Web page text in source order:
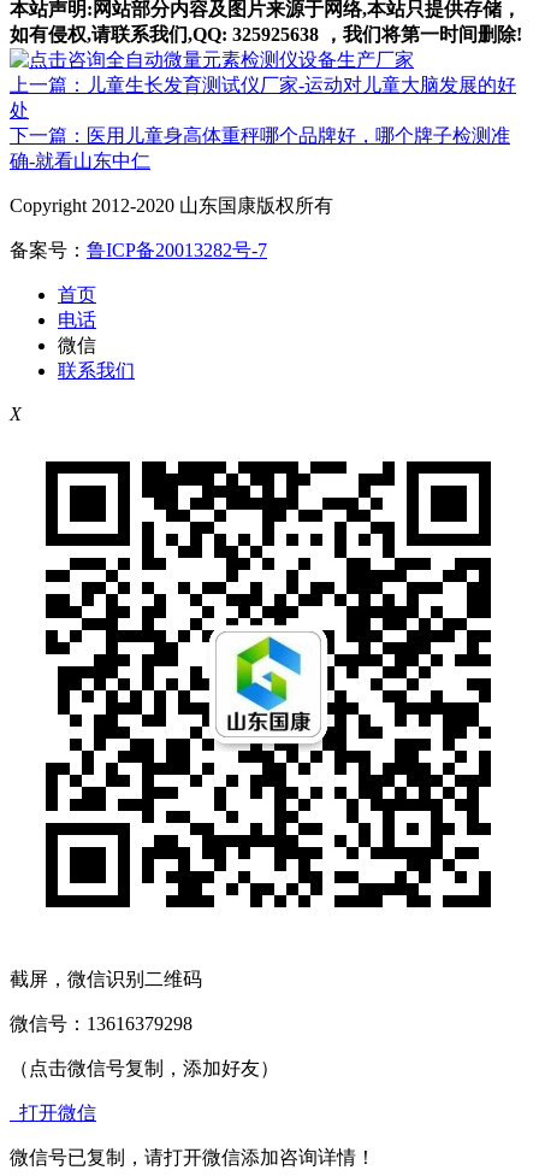
本站声明:网站部分内容及图片来源于网络,本站只提供存储，
如有侵权,请联系我们,QQ: 325925638 ，我们将第一时间删除!
上一篇：儿童生长发育测试仪厂家-运动对儿童大脑发展的好
处
下一篇：医用儿童身高体重秤哪个品牌好，哪个牌子检测准
确-就看山东中仁
Copyright 2012-2020 山东国康版权所有
备案号： 鲁ICP备20013282号-7
首页
电话
微信
联系我们
X
截屏，微信识别二维码
微信号： 13616379298
（点击微信号复制，添加好友）
打开微信
微信号已复制，请打开微信添加咨询详情！